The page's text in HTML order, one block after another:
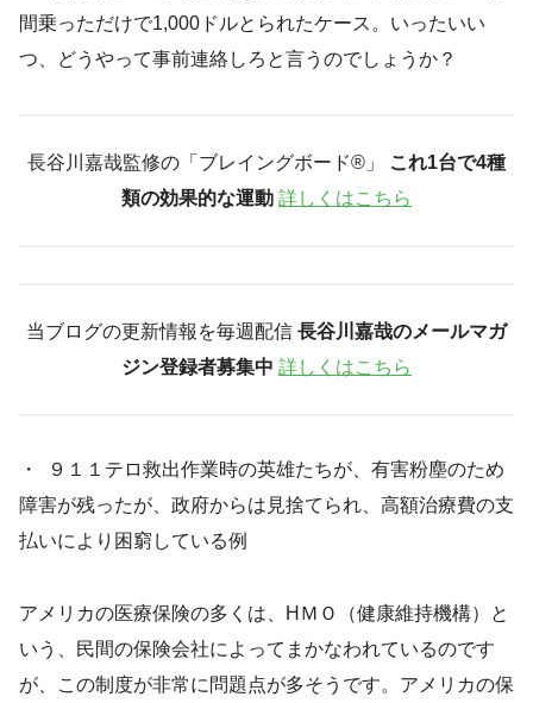
間乗っただけで1,000ドルとられたケース。いったいい
つ、どうやって事前連絡しろと言うのでしょうか？
長谷川嘉哉監修の「ブレイングボード®︎」
これ1台で4種
類の効果的な運動 詳しくはこちら
当ブログの更新情報を毎週配信 長谷川嘉哉のメールマガ
ジン登録者募集中 詳しくはこちら
・ ９１１テロ救出作業時の英雄たちが、有害粉塵のため
障害が残ったが、政府からは見捨てられ、高額治療費の支
払いにより困窮している例
アメリカの医療保険の多くは、HＭＯ（健康維持機構）と
いう、民間の保険会社によってまかなわれているのです
が、この制度が非常に問題点が多そうです。アメリカの保